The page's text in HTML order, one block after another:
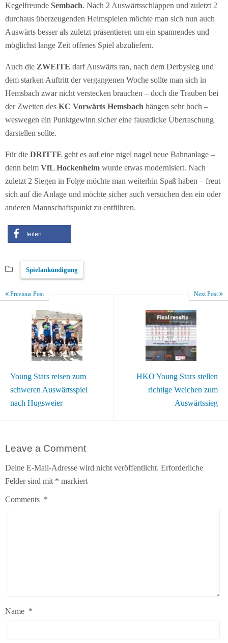
Kegelfreunde Sembach. Nach 2 Auswärtsschlappen und zuletzt 2
durchaus überzeugenden Heimspielen möchte man sich nun auch
Auswärts besser als zuletzt präsentieren um ein spannendes und
möglichst lange Zeit offenes Spiel abzuliefern.
Auch die ZWEITE darf Auswärts ran, nach dem Derbysieg und
dem starken Auftritt der vergangenen Woche sollte man sich in
Hemsbach zwar nicht verstecken brauchen – doch die Trauben bei
der Zweiten des KC Vorwärts Hemsbach hängen sehr hoch –
weswegen ein Punktgewinn sicher eine faustdicke Überraschung
darstellen sollte.
Für die DRITTE geht es auf eine nigel nagel neue Bahnanlage –
denn beim VfL Hockenheim wurde etwas modernisiert. Nach
zuletzt 2 Siegen in Folge möchte man weiterhin Spaß haben – freut
sich auf die Anlage und möchte sicher auch versuchen den ein oder
anderen Mannschaftspunkt zu entführen.
teilen
Spielankündigung
Previous Post
Young Stars reisen zum
schweren Auswärtsspiel
nach Hugsweier
Next Post
HKO Young Stars stellen
richtige Weichen zum
Auswärtssieg
Leave a Comment
Deine E-Mail-Adresse wird nicht veröffentlicht. Erforderliche
Felder sind mit * markiert
Comments *
Name *